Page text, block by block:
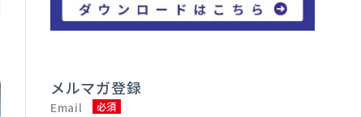
メルマガ登録
Email